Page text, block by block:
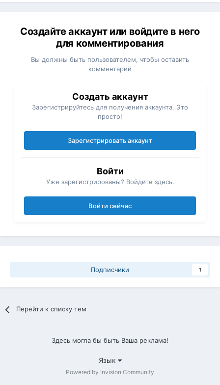
Создайте аккаунт или войдите в него
для комментирования
Вы должны быть пользователем, чтобы оставить
комментарий
Создать аккаунт
Зарегистрируйтесь для получения аккаунта. Это
просто!
Зарегистрировать аккаунт
Войти
Уже зарегистрированы? Войдите здесь.
Войти сейчас
Подписчики 1
Перейти к списку тем
Здесь могла бы быть Ваша реклама!
Язык
Powered by Invision Community